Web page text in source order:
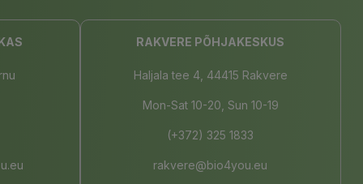
RAKVERE PÕHJAKESKUS
Haljala tee 4, 44415 Rakvere
Mon-Sat 10-20, Sun 10-19
(+372) 325 1833
rakvere@bio4you.eu